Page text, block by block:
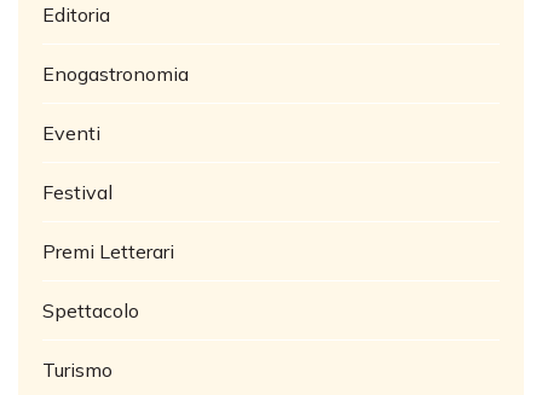
Editoria
Enogastronomia
Eventi
Festival
Premi Letterari
Spettacolo
Turismo